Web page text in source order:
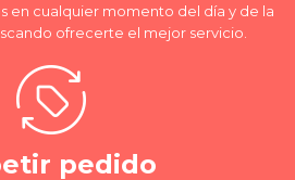
en cualquier momento del día y de la
ofrecerte el mejor servicio.
pedido